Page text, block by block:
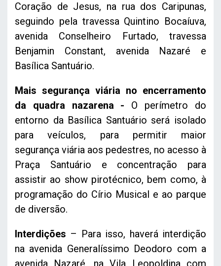
Coração de Jesus, na rua dos Caripunas,
seguindo pela travessa Quintino Bocaíuva,
avenida Conselheiro Furtado, travessa
Benjamin Constant, avenida Nazaré e
Basílica Santuário.
Mais segurança viária no encerramento
da quadra nazarena - O perímetro do
entorno da Basílica Santuário será isolado
para veículos, para permitir maior
segurança viária aos pedestres, no acesso à
Praça Santuário e concentração para
assistir ao show pirotécnico, bem como, à
programação do Círio Musical e ao parque
de diversão.
Interdições – Para isso, haverá interdição
na avenida Generalíssimo Deodoro com a
avenida Nazaré, na Vila Leopoldina com